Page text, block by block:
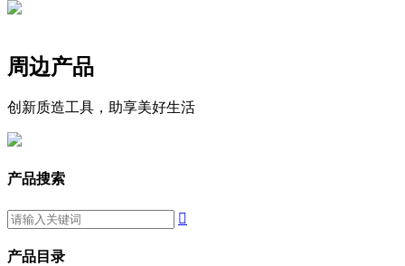
周边产品
创新质造工具，助享美好生活
产品搜索

产品目录